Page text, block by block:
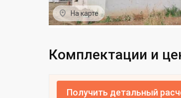
На карте
Комплектации и
Получить детальный